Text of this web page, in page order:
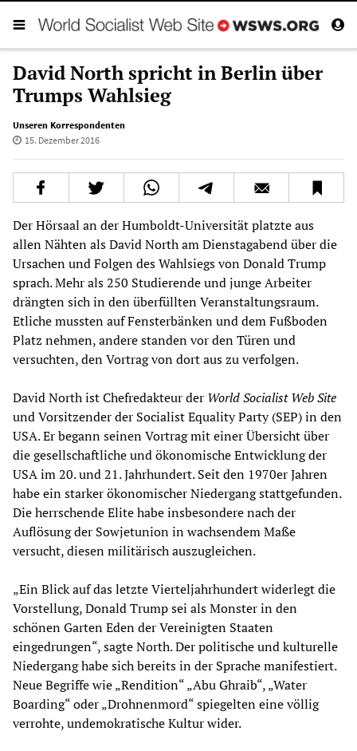
David North spricht in Berlin über
Trumps Wahlsieg
Unseren Korrespondenten
15. Dezember 2016
Der Hörsaal an der Humboldt-Universität platzte aus
allen Nähten als David North am Dienstagabend über die
Ursachen und Folgen des Wahlsiegs von Donald Trump
sprach. Mehr als 250 Studierende und junge Arbeiter
drängten sich in den überfüllten Veranstaltungsraum.
Etliche mussten auf Fensterbänken und dem Fußboden
Platz nehmen, andere standen vor den Türen und
versuchten, den Vortrag von dort aus zu verfolgen.
David North ist Chefredakteur der World Socialist Web Site
und Vorsitzender der Socialist Equality Party (SEP) in den
USA. Er begann seinen Vortrag mit einer Übersicht über
die gesellschaftliche und ökonomische Entwicklung der
USA im 20. und 21. Jahrhundert. Seit den 1970er Jahren
habe ein starker ökonomischer Niedergang stattgefunden.
Die herrschende Elite habe insbesondere nach der
Auflösung der Sowjetunion in wachsendem Maße
versucht, diesen militärisch auszugleichen.
„Ein Blick auf das letzte Vierteljahrhundert widerlegt die
Vorstellung, Donald Trump sei als Monster in den
schönen Garten Eden der Vereinigten Staaten
eingedrungen“, sagte North. Der politische und kulturelle
Niedergang habe sich bereits in der Sprache manifestiert.
Neue Begriffe wie „Rendition“ „Abu Ghraib“, „Water
Boarding“ oder „Drohnenmord“ spiegelten eine völlig
verrohte, undemokratische Kultur wider.